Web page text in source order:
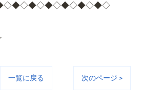
一覧に戻る 次のページ >